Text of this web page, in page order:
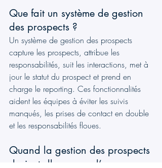
Que fait un système de gestion
des prospects ?
Un système de gestion des prospects
capture les prospects, attribue les
responsabilités, suit les interactions, met à
jour le statut du prospect et prend en
charge le reporting. Ces fonctionnalités
aident les équipes à éviter les suivis
manqués, les prises de contact en double
et les responsabilités floues.
Quand la gestion des prospects
devient-elle un cas d’usage